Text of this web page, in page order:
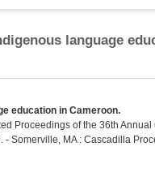
language
education in Cameroon.
Proceedings of the 36th
Somerville, MA : Cascadilla